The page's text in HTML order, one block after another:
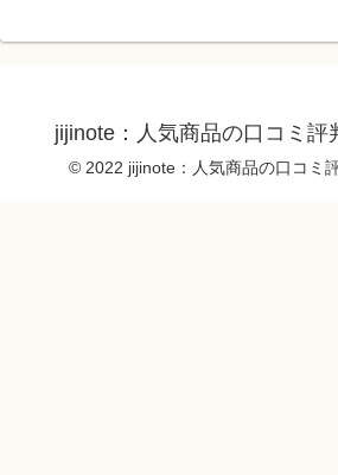
jijinote：人気商品の口コミ評
© 2022 jijinote：人気商品の口コミ